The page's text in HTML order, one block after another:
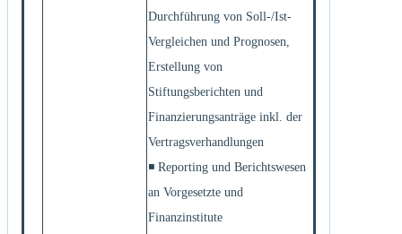
Durchführung von Soll-/Ist-
Vergleichen und Prognosen,
Erstellung von
Stiftungsberichten und
Finanzierungsanträge inkl. der
Vertragsverhandlungen
◾ Reporting und Berichtswesen
an Vorgesetzte und
Finanzinstitute